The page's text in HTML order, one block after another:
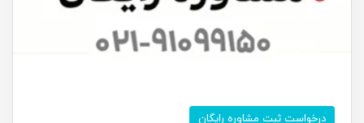
درخواست ثبت مشاوره رایگان